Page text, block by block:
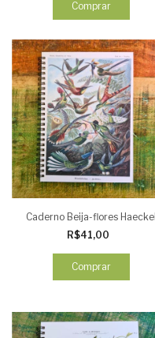
Comprar
Caderno Beija-flores Haeckel
R$41,00
Comprar